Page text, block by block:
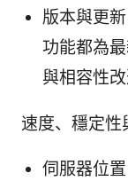
版本與更
功能都為
與相容性改
速度、穩定
伺服器位